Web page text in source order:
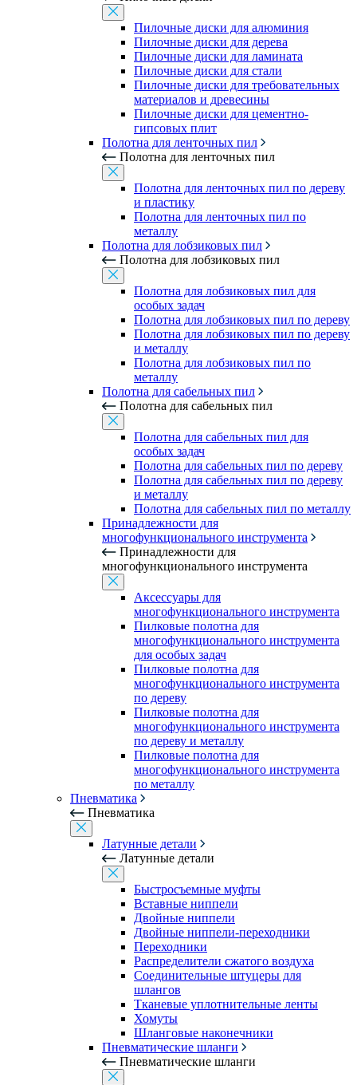
Пилочные диски для алюминия
Пилочные диски для дерева
Пилочные диски для ламината
Пилочные диски для стали
Пилочные диски для требовательных
материалов и древесины
Пилочные диски для цементно-
гипсовых плит
Полотна для ленточных пил
Полотна для ленточных пил
Полотна для ленточных пил по дереву
и пластику
Полотна для ленточных пил по
металлу
Полотна для лобзиковых пил
Полотна для лобзиковых пил
Полотна для лобзиковых пил для
особых задач
Полотна для лобзиковых пил по дереву
Полотна для лобзиковых пил по дереву
и металлу
Полотна для лобзиковых пил по
металлу
Полотна для сабельных пил
Полотна для сабельных пил
Полотна для сабельных пил для
особых задач
Полотна для сабельных пил по дереву
Полотна для сабельных пил по дереву
и металлу
Полотна для сабельных пил по металлу
Принадлежности для
многофункционального инструмента
Принадлежности для
многофункционального инструмента
Аксессуары для
многофункционального инструмента
Пилковые полотна для
многофункционального инструмента
для особых задач
Пилковые полотна для
многофункционального инструмента
по дереву
Пилковые полотна для
многофункционального инструмента
по дереву и металлу
Пилковые полотна для
многофункционального инструмента
по металлу
Пневматика
Пневматика
Латунные детали
Латунные детали
Быстросъемные муфты
Вставные ниппели
Двойные ниппели
Двойные ниппели-переходники
Переходники
Распределители сжатого воздуха
Соединительные штуцеры для
шлангов
Тканевые уплотнительные ленты
Хомуты
Шланговые наконечники
Пневматические шланги
Пневматические шланги